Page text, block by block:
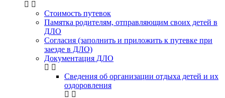
Стоимость путевок
Памятка родителям, отправляющим своих детей в
ДЛО
Согласия (заполнить и приложить к путевке при
заезде в ДЛО)
Документация ДЛО
Сведения об организации отдыха детей и их
оздоровления